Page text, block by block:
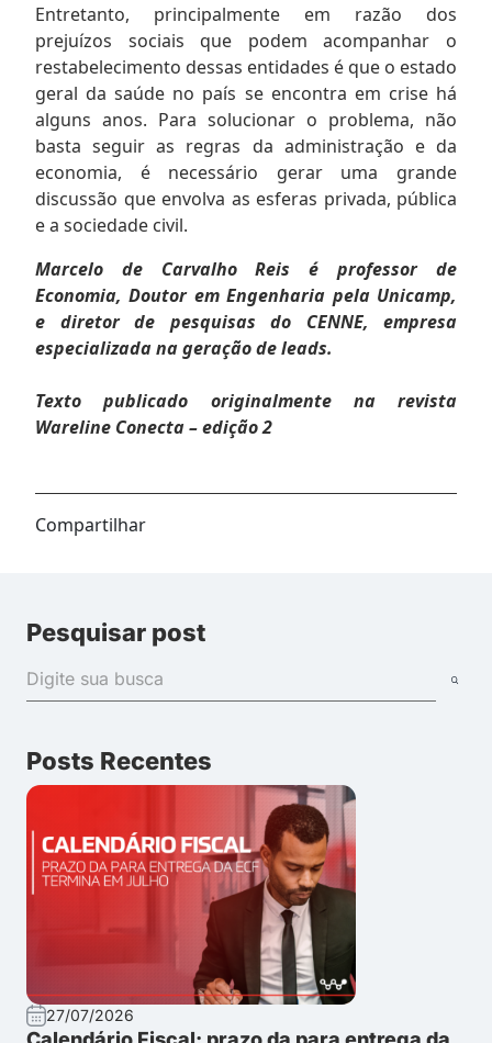
Entretanto, principalmente em razão dos
prejuízos sociais que podem acompanhar o
restabelecimento dessas entidades é que o estado
geral da saúde no país se encontra em crise há
alguns anos. Para solucionar o problema, não
basta seguir as regras da administração e da
economia, é necessário gerar uma grande
discussão que envolva as esferas privada, pública
e a sociedade civil.
Marcelo de Carvalho Reis é professor de
Economia, Doutor em Engenharia pela Unicamp,
e diretor de pesquisas do CENNE, empresa
especializada na geração de leads.
Texto publicado originalmente na revista
Wareline Conecta – edição 2
Compartilhar
Pesquisar post
Posts Recentes
27/07/2026